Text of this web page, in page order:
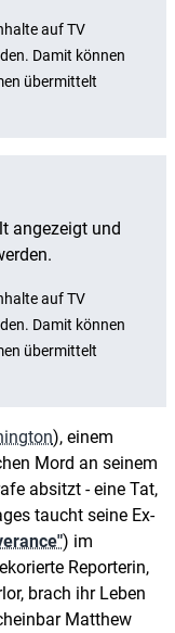
), einem
Mord an seinem
absitzt - eine Tat,
taucht seine Ex-
) im
Reporterin,
brach ihr Leben
Matthew